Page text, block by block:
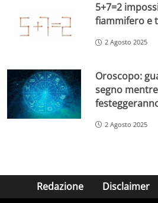
5+7=2
fiammifero e
2 Agosto 2025
Oroscopo:
segno
2 Agosto 2025
Redazione Disclaimer